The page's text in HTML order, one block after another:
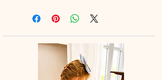
glisse pas, même sur les cheveux les
Pince crocodile 45 mm
Dimension noeud à plat environ 85
mm x 75 mm